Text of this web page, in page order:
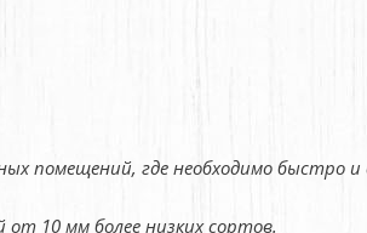
помещений, где необходимо быстро
10 мм более низких сортов.